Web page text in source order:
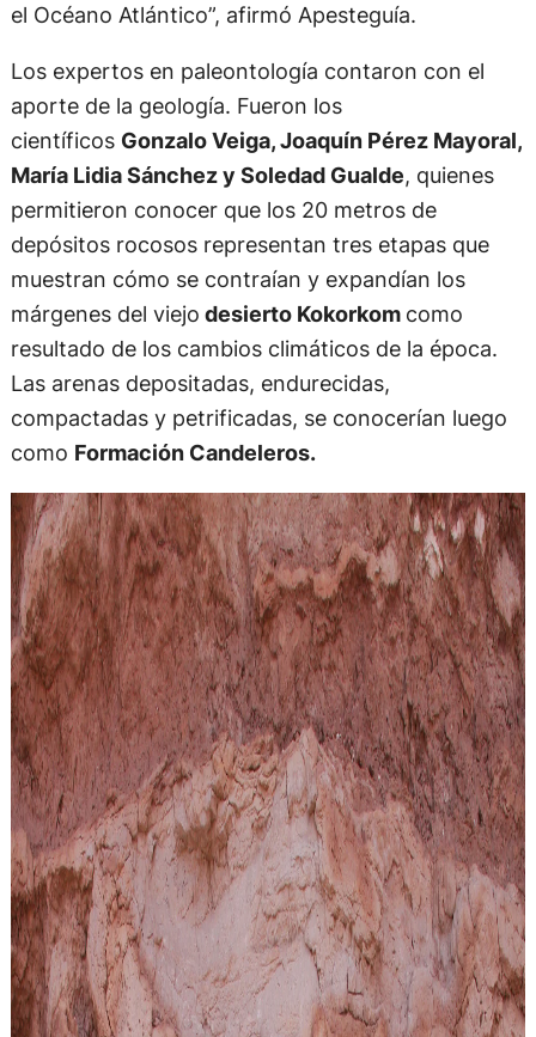
el Océano Atlántico”, afirmó Apesteguía.
Los expertos en paleontología contaron con el
aporte de la geología. Fueron los
científicos Gonzalo Veiga, Joaquín Pérez Mayoral,
María Lidia Sánchez y Soledad Gualde, quienes
permitieron conocer que los 20 metros de
depósitos rocosos representan tres etapas que
muestran cómo se contraían y expandían los
márgenes del viejo desierto Kokorkom como
resultado de los cambios climáticos de la época.
Las arenas depositadas, endurecidas,
compactadas y petrificadas, se conocerían luego
como Formación Candeleros.